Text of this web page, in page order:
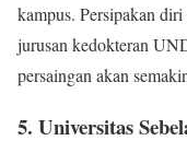
kampus. Persipakan
jurusan kedokteran
persaingan akan
5. Universitas